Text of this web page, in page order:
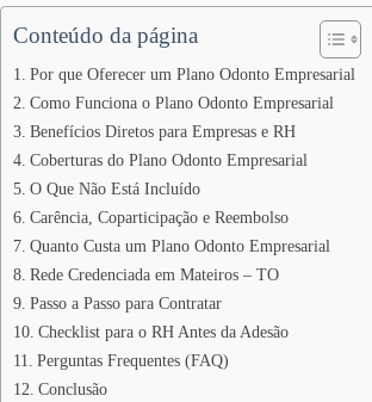
Conteúdo da página
Por que Oferecer um Plano Odonto Empresarial
Como Funciona o Plano Odonto Empresarial
Benefícios Diretos para Empresas e RH
Coberturas do Plano Odonto Empresarial
O Que Não Está Incluído
Carência, Coparticipação e Reembolso
Quanto Custa um Plano Odonto Empresarial
Rede Credenciada em Mateiros – TO
Passo a Passo para Contratar
Checklist para o RH Antes da Adesão
Perguntas Frequentes (FAQ)
Conclusão